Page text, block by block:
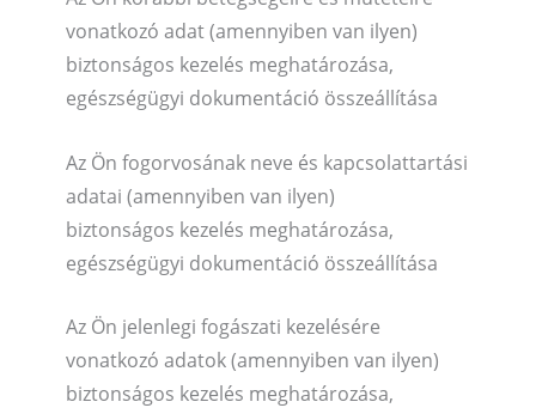
vonatkozó adat (amennyiben van ilyen)
biztonságos kezelés meghatározása,
egészségügyi dokumentáció összeállítása
Az Ön fogorvosának neve és kapcsolattartási
adatai (amennyiben van ilyen)
biztonságos kezelés meghatározása,
egészségügyi dokumentáció összeállítása
Az Ön jelenlegi fogászati kezelésére
vonatkozó adatok (amennyiben van ilyen)
biztonságos kezelés meghatározása,